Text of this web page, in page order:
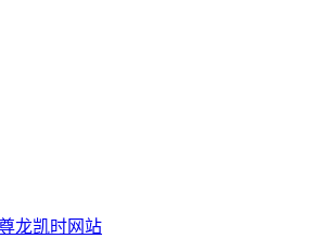
龙凯时网站